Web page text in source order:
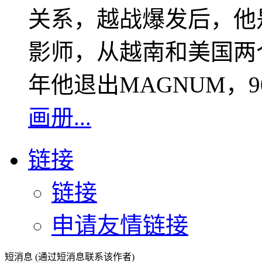
关系，越战爆发后，
影师，从越南和美国
年他退出MAGNUM，
画册...
链接
链接
申请友情链接
短消息 (通过短消息联系该作者)